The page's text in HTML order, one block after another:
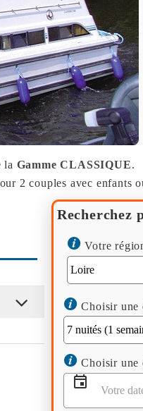
la Gamme CLASSIQUE.
2 couples avec enfants
Recherchez
Votre
Choisir une
Choisir une